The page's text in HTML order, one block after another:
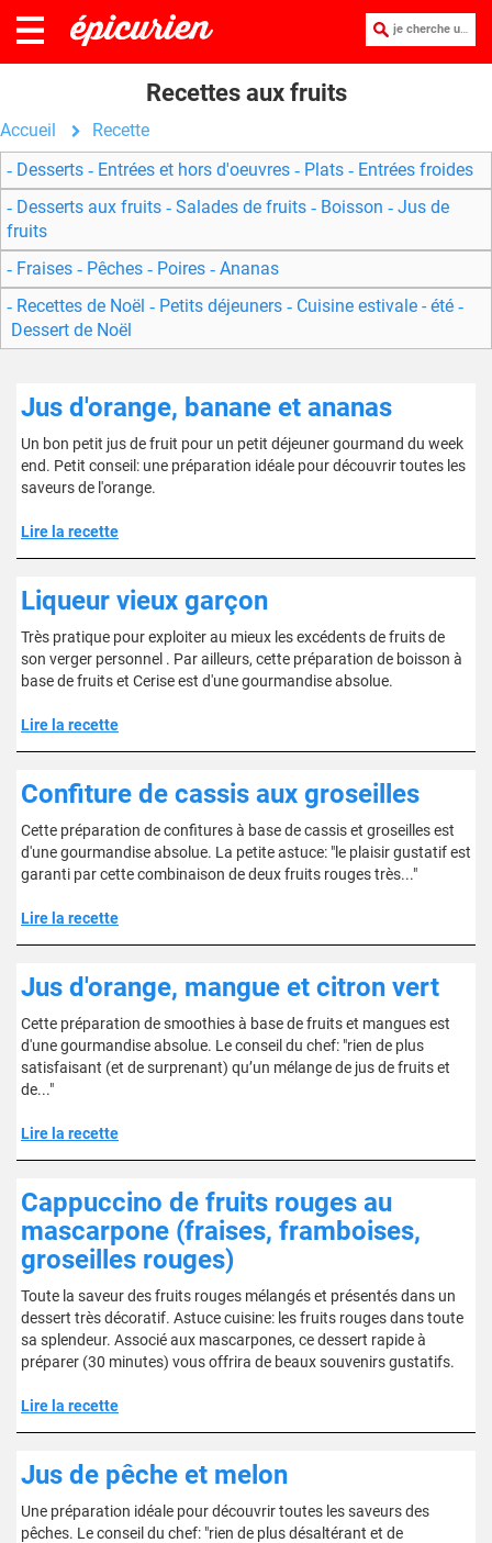
je cherche une recette :
Recettes aux fruits
Accueil
Recette
Desserts
Entrées et hors d'oeuvres Plats
Entrées froides
Desserts aux fruits
Salades de fruits Boisson
Jus de
fruits
Fraises
Pêches Poires
Ananas
Recettes de Noël
Petits déjeuners
Cuisine estivale - été
Dessert de Noël
Jus d'orange, banane et ananas
Un bon petit jus de fruit pour un petit déjeuner gourmand du week
end. Petit conseil: une préparation idéale pour découvrir toutes les
saveurs de l'orange.
Lire la recette
Liqueur vieux garçon
Très pratique pour exploiter au mieux les excédents de fruits de
son verger personnel . Par ailleurs, cette préparation de boisson à
base de fruits et Cerise est d'une gourmandise absolue.
Lire la recette
Confiture de cassis aux groseilles
Cette préparation de confitures à base de cassis et groseilles est
d'une gourmandise absolue. La petite astuce: "le plaisir gustatif est
garanti par cette combinaison de deux fruits rouges très..."
Lire la recette
Jus d'orange, mangue et citron vert
Cette préparation de smoothies à base de fruits et mangues est
d'une gourmandise absolue. Le conseil du chef: "rien de plus
satisfaisant (et de surprenant) qu’un mélange de jus de fruits et
de..."
Lire la recette
Cappuccino de fruits rouges au
mascarpone (fraises, framboises,
groseilles rouges)
Toute la saveur des fruits rouges mélangés et présentés dans un
dessert très décoratif. Astuce cuisine: les fruits rouges dans toute
sa splendeur. Associé aux mascarpones, ce dessert rapide à
préparer (30 minutes) vous offrira de beaux souvenirs gustatifs.
Lire la recette
Jus de pêche et melon
Une préparation idéale pour découvrir toutes les saveurs des
pêches. Le conseil du chef: "rien de plus désaltérant et de